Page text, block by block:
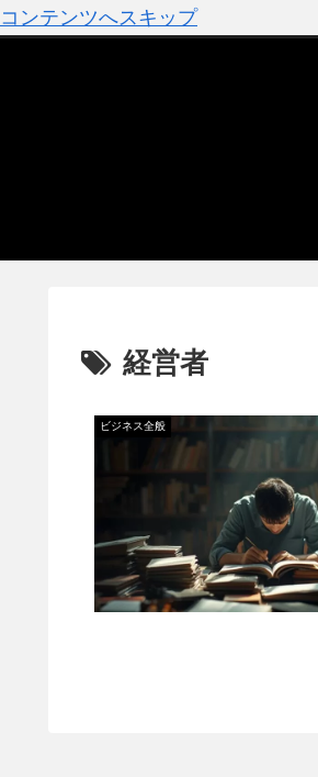
コンテンツへスキップ
経営者
ビジネス全般